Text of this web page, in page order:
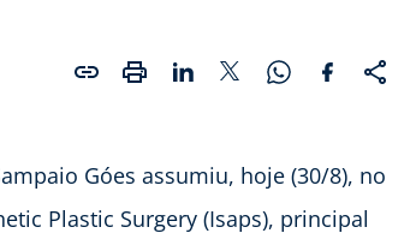
Góes assumiu, hoje (30/8), no
Plastic Surgery (Isaps), principal